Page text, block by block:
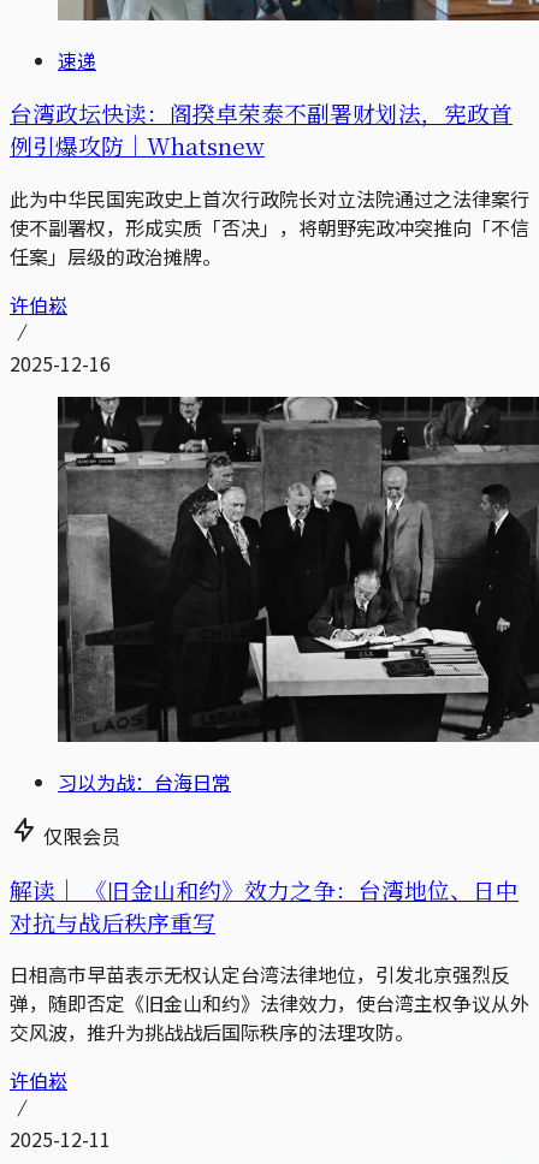
速递
台湾政坛快读：阁揆卓荣泰不副署财划法，宪政首
例引爆攻防｜Whatsnew
此为中华民国宪政史上首次行政院长对立法院通过之法律案行
使不副署权，形成实质「否决」，将朝野宪政冲突推向「不信
任案」层级的政治摊牌。
许伯崧
2025-12-16
习以为战：台海日常
仅限会员
解读｜
《旧金山和约》效力之争：台湾地位、日中
对抗与战后秩序重写
日相高市早苗表示无权认定台湾法律地位，引发北京强烈反
弹，随即否定《旧金山和约》法律效力，使台湾主权争议从外
交风波，推升为挑战战后国际秩序的法理攻防。
许伯崧
2025-12-11